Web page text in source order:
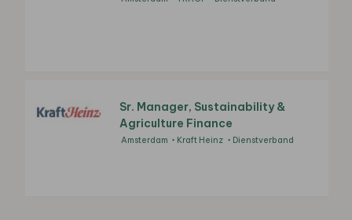
Sr. Manager, Sustainability &
Agriculture Finance
Amsterdam Kraft Heinz Dienstverband